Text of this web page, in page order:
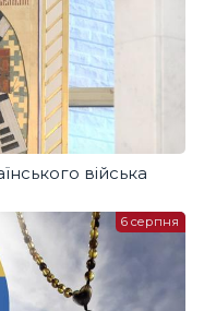
війська
6 серпня